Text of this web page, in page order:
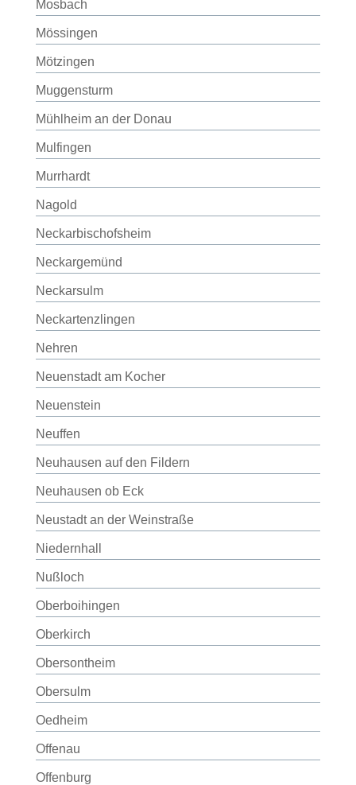
Mosbach
Mössingen
Mötzingen
Muggensturm
Mühlheim an der Donau
Mulfingen
Murrhardt
Nagold
Neckarbischofsheim
Neckargemünd
Neckarsulm
Neckartenzlingen
Nehren
Neuenstadt am Kocher
Neuenstein
Neuffen
Neuhausen auf den Fildern
Neuhausen ob Eck
Neustadt an der Weinstraße
Niedernhall
Nußloch
Oberboihingen
Oberkirch
Obersontheim
Obersulm
Oedheim
Offenau
Offenburg